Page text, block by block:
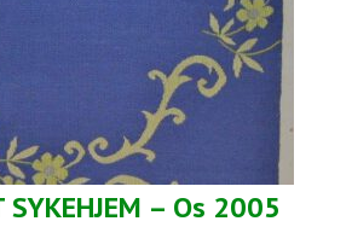
SYKEHJEM – Os 2005